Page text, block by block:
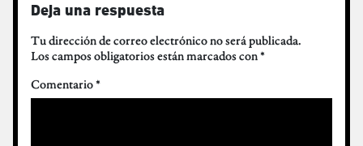
Deja una respuesta
Tu dirección de correo electrónico no será publicada.
Los campos obligatorios están marcados con*
Comentario*